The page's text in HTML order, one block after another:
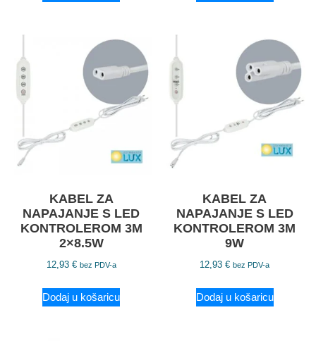
KABEL ZA
NAPAJANJE S LED
KONTROLEROM 3M
2×8.5W
12,93 € bez PDV-a
Dodaj u košaricu
KABEL ZA
NAPAJANJE S LED
KONTROLEROM 3M
9W
12,93€ bez PDV-a
Dodaj u košaricu